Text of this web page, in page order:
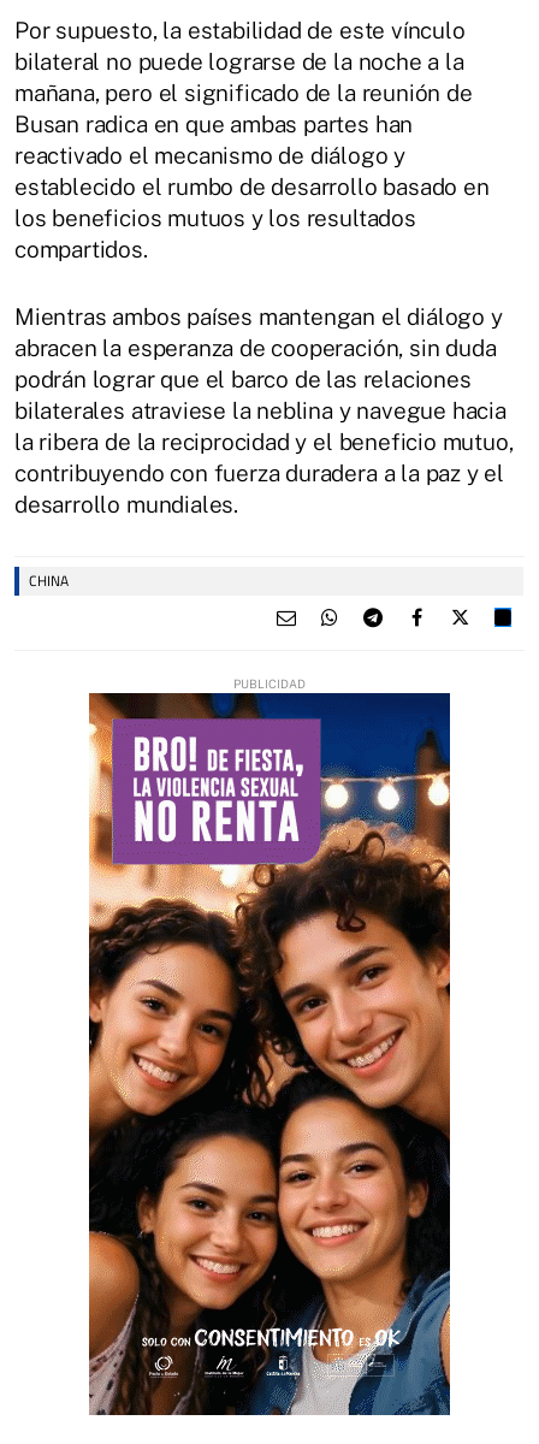
Por supuesto, la estabilidad de este vínculo
bilateral no puede lograrse de la noche a la
mañana, pero el significado de la reunión de
Busan radica en que ambas partes han
reactivado el mecanismo de diálogo y
establecido el rumbo de desarrollo basado en
los beneficios mutuos y los resultados
compartidos.
Mientras ambos países mantengan el diálogo y
abracen la esperanza de cooperación, sin duda
podrán lograr que el barco de las relaciones
bilaterales atraviese la neblina y navegue hacia
la ribera de la reciprocidad y el beneficio mutuo,
contribuyendo con fuerza duradera a la paz y el
desarrollo mundiales.
CHINA